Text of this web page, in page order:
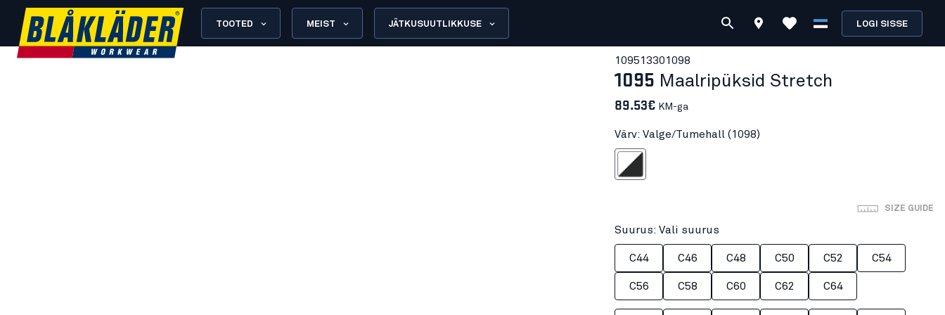
TOOTED MEIST JÄTKUSUUTLIKKUSE LOGI SISSE
109513301098
1095 Maalripüksid Stretch
89.53€ KM-ga
Värv: Valge/Tumehall (1098)
Valge/Tumehall
SIZE GUIDE
Suurus: Vali suurus
C44 C46 C48 C50 C52 C54
C56 C58 C60 C62 C64